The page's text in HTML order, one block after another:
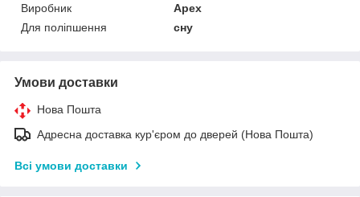
Виробник
Apex
Для поліпшення
сну
Умови доставки
Нова Пошта
Адресна доставка кур'єром до дверей (Нова Пошта)
Всі умови доставки